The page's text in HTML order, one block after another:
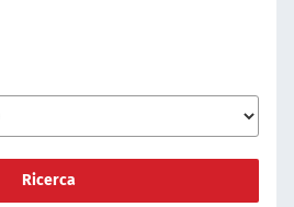
Ricerca